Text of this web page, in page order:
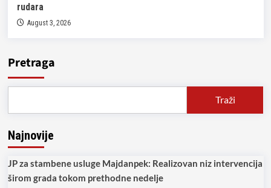
rudara
August 3, 2026
Pretraga
Traži
Najnovije
JP za stambene usluge Majdanpek: Realizovan niz intervencija
širom grada tokom prethodne nedelje